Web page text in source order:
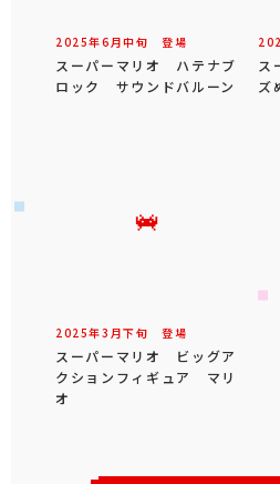
2025年6 月中旬 登場
スーパーマリオ ハテナブ
ロック サウンドバルーン
ス
ズ
2025年3 月下旬 登場
スーパーマリオ ビッグア
クションフィギュア マリ
オ